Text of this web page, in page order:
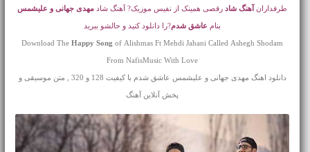
طرفداران آهنگ شادرقصی همینک از نفیس موزیک? آهنگ شاد مهدی جهانی و علیشمس
بنام عاشق شدم?را دانلود کنید و حالشو ببرید
Download TheHappy Song of Alishmas Ft Mehdi Jahani Called Ashegh Shodam
From NafisMusic With Love
دانلود اهنگ مهدی جهانی و علیشمس عاشق شدم با کیفیت 128 و 320 , متن موسیقی و
پخش آنلاین آهنگ